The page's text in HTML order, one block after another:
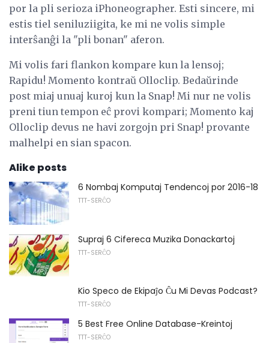
por la pli serioza iPhoneographer. Esti sincere, mi
estis tiel seniluziigita, ke mi ne volis simple
interŝanĝi la "pli bonan" aferon.
Mi volis fari flankon kompare kun la lensoj;
Rapidu! Momento kontraŭ Olloclip. Bedaŭrinde
post miaj unuaj kuroj kun la Snap! Mi nur ne volis
preni tiun tempon eĉ provi kompari; Momento kaj
Olloclip devus ne havi zorgojn pri Snap! provante
malhelpi en sian spacon.
Alike posts
6 Nombaj Komputaj Tendencoj por 2016-18
TTT-SERĈO
Supraj 6 Cifereca Muzika Donackartoj
TTT-SERĈO
Kio Speco de Ekipaĵo Ĉu Mi Devas Podcast?
TTT-SERĈO
5 Best Free Online Database-Kreintoj
TTT-SERĈO